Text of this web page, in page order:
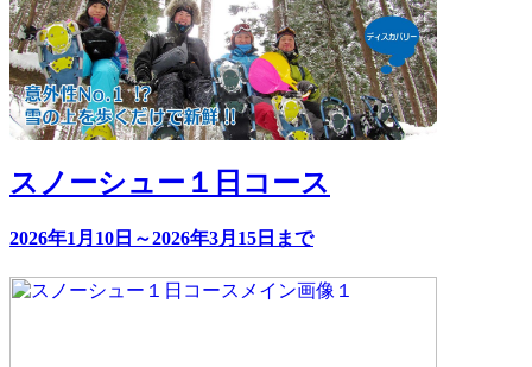
スノーシュー１日コース
2026年1月10日～2026年3月15日まで